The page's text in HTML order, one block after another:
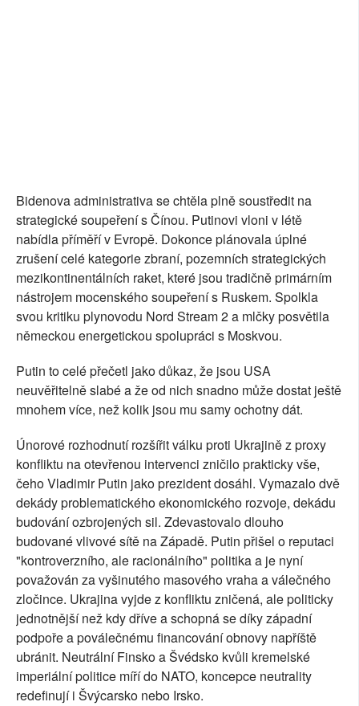
Bidenova administrativa se chtěla plně soustředit na
strategické soupeření s Čínou. Putinovi vloni v létě
nabídla příměří v Evropě. Dokonce plánovala úplné
zrušení celé kategorie zbraní, pozemních strategických
mezikontinentálních raket, které jsou tradičně primárním
nástrojem mocenského soupeření s Ruskem. Spolkla
svou kritiku plynovodu Nord Stream 2 a mlčky posvětila
německou energetickou spolupráci s Moskvou.
Putin to celé přečetl jako důkaz, že jsou USA
neuvěřitelně slabé a že od nich snadno může dostat ještě
mnohem více, než kolik jsou mu samy ochotny dát.
Únorové rozhodnutí rozšířit válku proti Ukrajině z proxy
konfliktu na otevřenou intervenci zničilo prakticky vše,
čeho Vladimir Putin jako prezident dosáhl. Vymazalo dvě
dekády problematického ekonomického rozvoje, dekádu
budování ozbrojených sil. Zdevastovalo dlouho
budované vlivové sítě na Západě. Putin přišel o reputaci
"kontroverzního, ale racionálního" politika a je nyní
považován za vyšinutého masového vraha a válečného
zločince. Ukrajina vyjde z konfliktu zničená, ale politicky
jednotnější než kdy dříve a schopná se díky západní
podpoře a poválečnému financování obnovy napříště
ubránit. Neutrální Finsko a Švédsko kvůli kremelské
imperiální politice míří do NATO, koncepce neutrality
redefinují i Švýcarsko nebo Irsko.